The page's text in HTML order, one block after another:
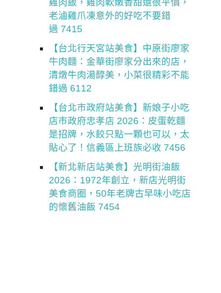
雞肉飯，雞肉軟嫩香甜還很平價，
老滷雞爪凍意外的好吃不要錯
過 7415
【台北行天宮站美食】中原街廖家
牛肉麵：金華街廖家分出來的店，
清燉牛肉湯醇美，小菜很精彩不能
錯過 6112
【台北市政府站美食】新娘子小吃
店市政府忠孝店 2026：皮蛋乾麵
是招牌，水餃只點一顆也可以，太
貼心了！信義區上班族必收 7456
【新北新店站美食】光明街油飯
2026：1972年創立，新店光明街
美食商圈，50年老牌古早味小吃店
的懷舊油飯 7454